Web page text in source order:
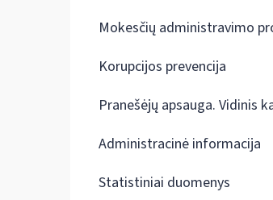
Mokesčių administravimo
Korupcijos prevencija
Pranešėjų apsauga. Vidinis
Administracinė informacija
Statistiniai duomenys